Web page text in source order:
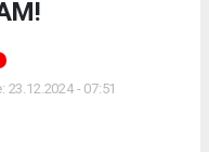
23.12.2024 - 07:51